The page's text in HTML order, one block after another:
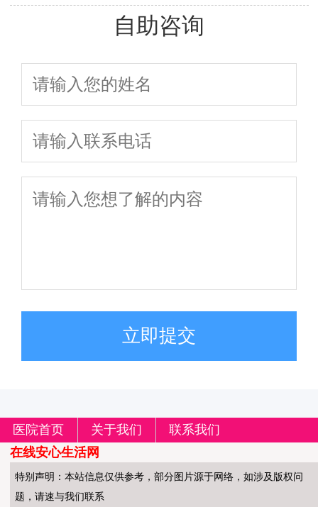
自助咨询
立即提交
医院首页 关于我们
联系我们
在线安心生活网
特别声明：本站信息仅供参考，部分图片源于网络，如涉及版权问
题，请速与我们联系